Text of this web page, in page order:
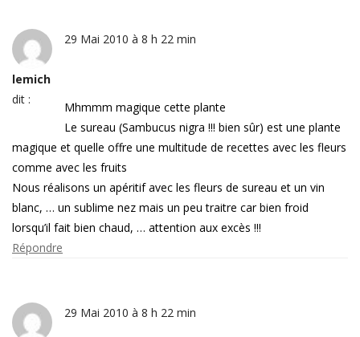
lemich
dit :
29 Mai 2010 à 8 h 22 min
Mhmmm magique cette plante
Le sureau (Sambucus nigra !!! bien sûr) est une plante
magique et quelle offre une multitude de recettes avec les fleurs
comme avec les fruits
Nous réalisons un apéritif avec les fleurs de sureau et un vin
blanc, … un sublime nez mais un peu traitre car bien froid
lorsqu’il fait bien chaud, … attention aux excès !!!
Répondre
29 Mai 2010 à 8 h 22 min